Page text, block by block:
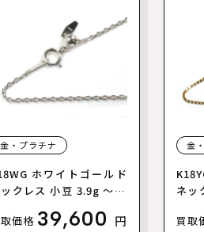
金・プラチナ
ホワイトゴールド
クレス 小豆 3.9g ～45
ユニセックス【中古】
価格 39,600 円
金
ネッ
古】
買取